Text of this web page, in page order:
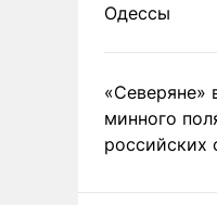
Одессы
«Северяне»
минного
российских